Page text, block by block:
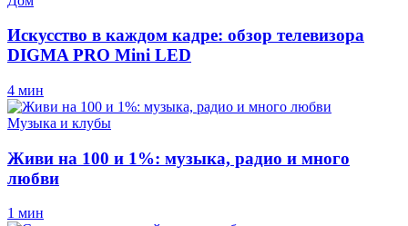
Искусство в каждом кадре: обзор телевизора
DIGMA PRO Mini LED
4 мин
Музыка и клубы
Живи на 100 и 1%: музыка, радио и много
любви
1 мин